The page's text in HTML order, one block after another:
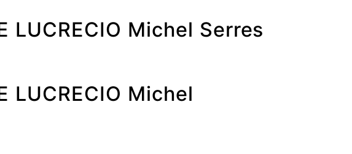
LUCRECIO Michel Serres
LUCRECIO Michel